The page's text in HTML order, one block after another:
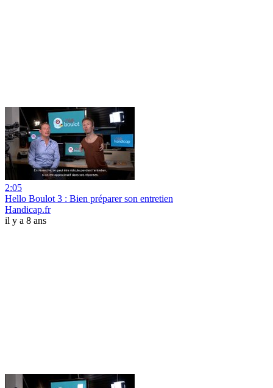
2:05
Hello Boulot 3 : Bien préparer son entretien
Handicap.fr
il y a 8 ans